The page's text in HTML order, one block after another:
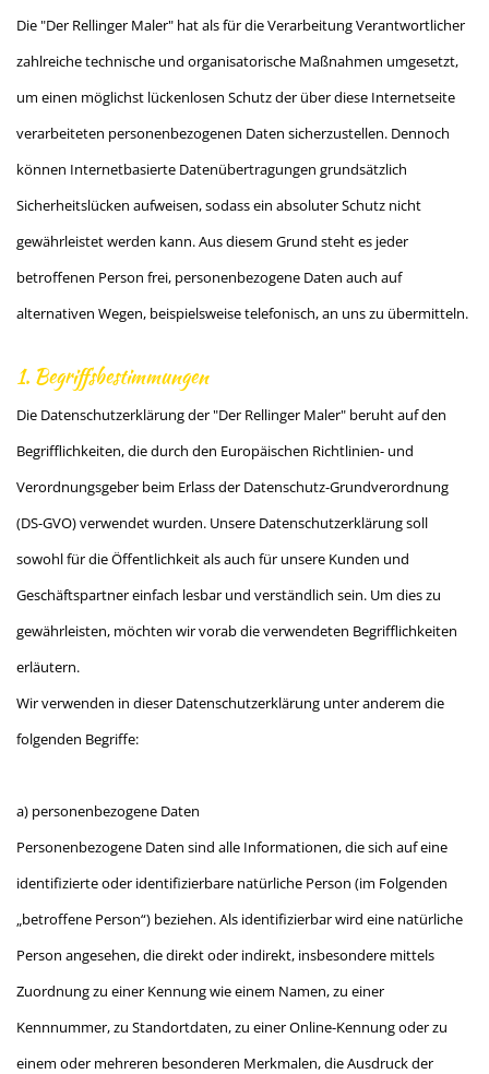
Die "Der Rellinger Maler" hat als für die Verarbeitung Verantwortlicher
zahlreiche technische und organisatorische Maßnahmen umgesetzt,
um einen möglichst lückenlosen Schutz der über diese Internetseite
verarbeiteten personenbezogenen Daten sicherzustellen. Dennoch
können Internetbasierte Datenübertragungen grundsätzlich
Sicherheitslücken aufweisen, sodass ein absoluter Schutz nicht
gewährleistet werden kann. Aus diesem Grund steht es jeder
betroffenen Person frei, personenbezogene Daten auch auf
alternativen Wegen, beispielsweise telefonisch, an uns zu übermitteln.
1. Begriffsbestimmungen
Die Datenschutzerklärung der "Der Rellinger Maler" beruht auf den
Begrifflichkeiten, die durch den Europäischen Richtlinien- und
Verordnungsgeber beim Erlass der Datenschutz-Grundverordnung
(DS-GVO) verwendet wurden. Unsere Datenschutzerklärung soll
sowohl für die Öffentlichkeit als auch für unsere Kunden und
Geschäftspartner einfach lesbar und verständlich sein. Um dies zu
gewährleisten, möchten wir vorab die verwendeten Begrifflichkeiten
erläutern.
Wir verwenden in dieser Datenschutzerklärung unter anderem die
folgenden Begriffe:
a) personenbezogene Daten
Personenbezogene Daten sind alle Informationen, die sich auf eine
identifizierte oder identifizierbare natürliche Person (im Folgenden
„betroffene Person“) beziehen. Als identifizierbar wird eine natürliche
Person angesehen, die direkt oder indirekt, insbesondere mittels
Zuordnung zu einer Kennung wie einem Namen, zu einer
Kennnummer, zu Standortdaten, zu einer Online-Kennung oder zu
einem oder mehreren besonderen Merkmalen, die Ausdruck der